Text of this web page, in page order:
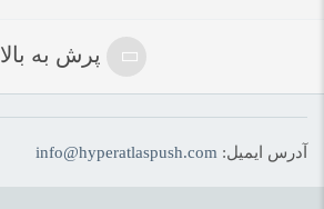
پرش به بالا
آدرس ایمیل: info@hyperatlaspush.com